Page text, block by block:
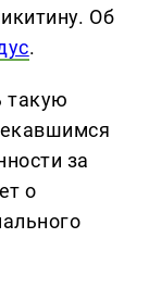
Об
.
такую
за
о